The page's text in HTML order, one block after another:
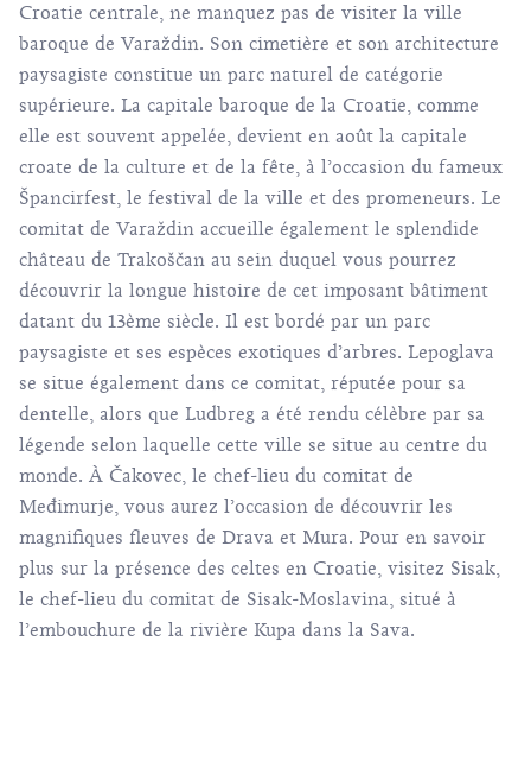
Croatie centrale, ne manquez pas de visiter la ville
baroque de Varaždin. Son cimetière et son architecture
paysagiste constitue un parc naturel de catégorie
supérieure. La capitale baroque de la Croatie, comme
elle est souvent appelée, devient en août la capitale
croate de la culture et de la fête, à l’occasion du fameux
Špancirfest, le festival de la ville et des promeneurs. Le
comitat de Varaždin accueille également le splendide
château de Trakoščan au sein duquel vous pourrez
découvrir la longue histoire de cet imposant bâtiment
datant du 13ème siècle. Il est bordé par un parc
paysagiste et ses espèces exotiques d’arbres. Lepoglava
se situe également dans ce comitat, réputée pour sa
dentelle, alors que Ludbreg a été rendu célèbre par sa
légende selon laquelle cette ville se situe au centre du
monde. À Čakovec, le chef-lieu du comitat de
Međimurje, vous aurez l’occasion de découvrir les
magnifiques fleuves de Drava et Mura. Pour en savoir
plus sur la présence des celtes en Croatie, visitez Sisak,
le chef-lieu du comitat de Sisak-Moslavina, situé à
l’embouchure de la rivière Kupa dans la Sava.